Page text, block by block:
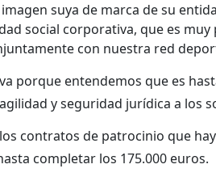
suya de marca de su
social corporativa, que es muy
con nuestra red
porque entendemos que es
y seguridad jurídica a los
contratos de patrocinio que
completar los 175.000 euros.